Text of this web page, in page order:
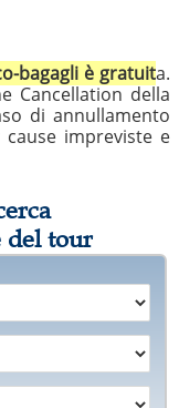
bagagli è gratuita.
Cancellation della
di annullamento
impreviste e
del tour